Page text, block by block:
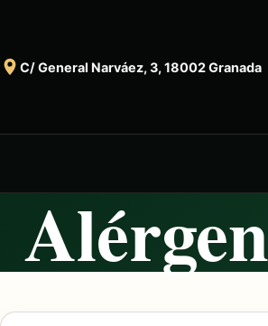
C/ General Narváez, 3, 18002 Granada